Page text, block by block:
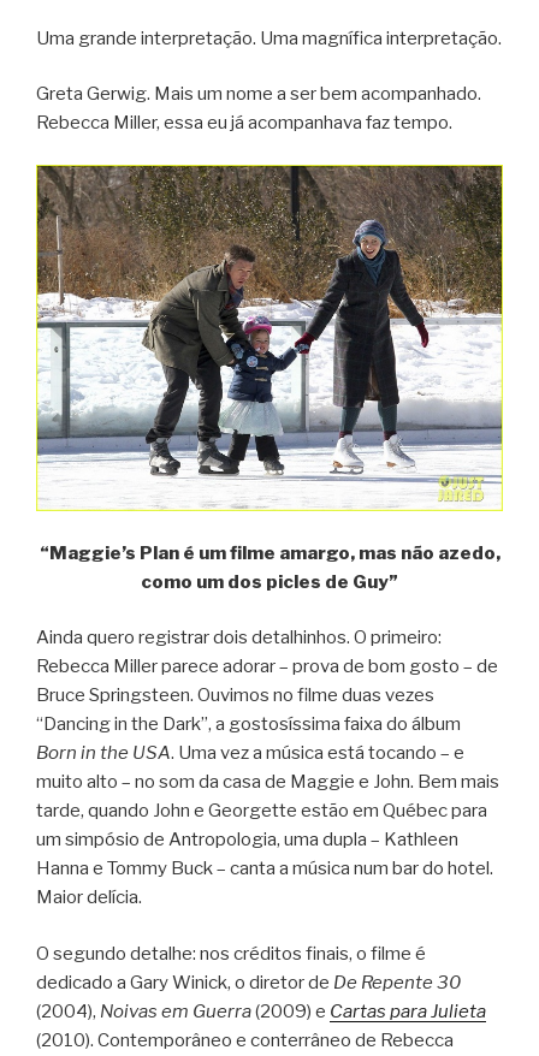
Uma grande interpretação. Uma magnífica interpretação.
Greta Gerwig. Mais um nome a ser bem acompanhado.
Rebecca Miller, essa eu já acompanhava faz tempo.
“Maggie’s Plan é um filme amargo, mas não azedo,
como um dos picles de Guy”
Ainda quero registrar dois detalhinhos. O primeiro:
Rebecca Miller parece adorar – prova de bom gosto – de
Bruce Springsteen. Ouvimos no filme duas vezes
“Dancing in the Dark”, a gostosíssima faixa do álbum
Born in the USA. Uma vez a música está tocando – e
muito alto – no som da casa de Maggie e John. Bem mais
tarde, quando John e Georgette estão em Québec para
um simpósio de Antropologia, uma dupla – Kathleen
Hanna e Tommy Buck – canta a música num bar do hotel.
Maior delícia.
O segundo detalhe: nos créditos finais, o filme é
dedicado a Gary Winick, o diretor de De Repente 30
(2004), Noivas em Guerra(2009) e Cartas para Julieta
(2010). Contemporâneo e conterrâneo de Rebecca